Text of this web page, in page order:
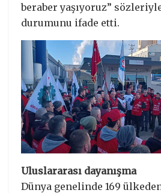
beraber yaşıyoruz”
durumunu ifade etti.
Uluslararası dayanışma
Dünya genelinde 169